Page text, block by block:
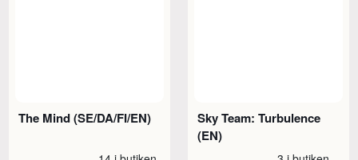
The Mind (SE/DA/FI/EN)
Sky Team: Turbulence
(EN)